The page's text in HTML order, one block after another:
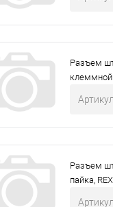
Разъем
клеммной
Разъем
пайка,